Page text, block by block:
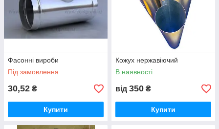
Фасонні вироби
Під замовлення
30,52 ₴
Купити
Кожух нержавіючий
В наявності
від 350 ₴
Купити